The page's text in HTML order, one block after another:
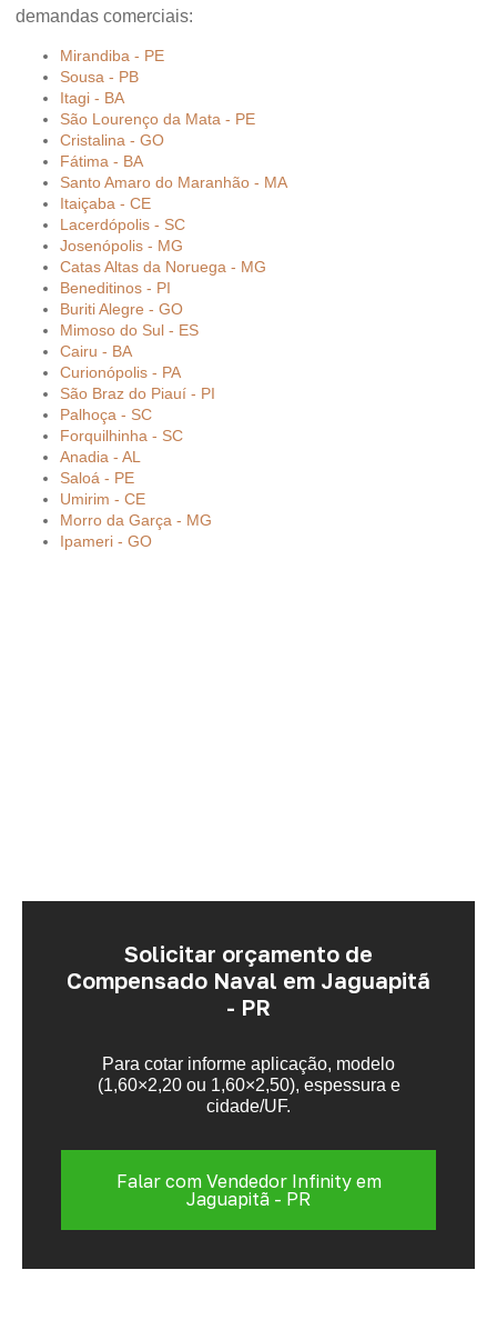
demandas comerciais:
Mirandiba - PE
Sousa - PB
Itagi - BA
São Lourenço da Mata - PE
Cristalina - GO
Fátima - BA
Santo Amaro do Maranhão - MA
Itaiçaba - CE
Lacerdópolis - SC
Josenópolis - MG
Catas Altas da Noruega - MG
Beneditinos - PI
Buriti Alegre - GO
Mimoso do Sul - ES
Cairu - BA
Curionópolis - PA
São Braz do Piauí - PI
Palhoça - SC
Forquilhinha - SC
Anadia - AL
Saloá - PE
Umirim - CE
Morro da Garça - MG
Ipameri - GO
Solicitar orçamento de
Compensado Naval em Jaguapitã
- PR
Para cotar informe aplicação, modelo
(1,60×2,20 ou 1,60×2,50), espessura e
cidade/UF.
Falar com Vendedor Infinity em
Jaguapitã - PR